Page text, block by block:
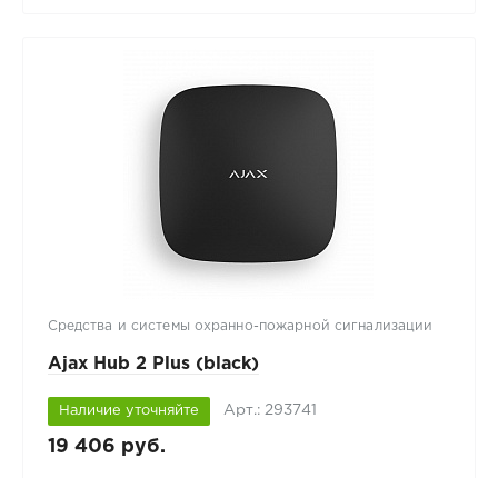
Средства и системы охранно-пожарной сигнализации
Ajax Hub 2 Plus (black)
Наличие уточняйте Арт.: 293741
19 406 руб.